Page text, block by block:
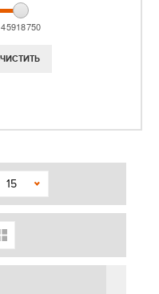
45918750
15